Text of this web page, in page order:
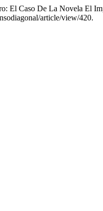
El Caso De La Novela El
article/view/420.